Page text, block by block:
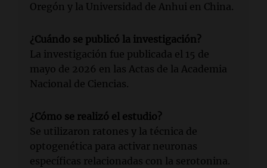
Oregón y la Universidad de Anhui en China.
¿Cuándo se publicó la investigación?
La investigación fue publicada el 15 de
mayo de 2026 en las Actas de la Academia
Nacional de Ciencias.
¿Cómo se realizó el estudio?
Se utilizaron ratones y la técnica de
optogenética para activar neuronas
específicas relacionadas con la serotonina.